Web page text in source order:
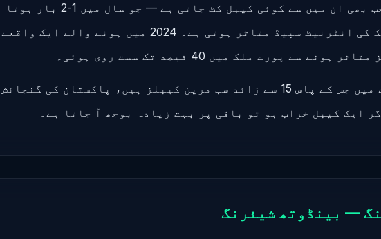
مسئلہ یہ ہے کہ جب بھی ان میں سے کوئی کیبل کٹ جاتی ہے — جو سال میں 1-2 بار ہوتا
ہے — تو پورے ملک کی انٹرنیٹ سپیڈ متاثر ہوتی ہے۔ 2024 میں ہونے والے ایک واقعے
سے پورے ملک میں 40 فیصد تک سست روی ہوئی۔
انڈیا کے مقابلے میں جس کے پاس 15 سے زائد سب مرین کیبلز ہیں، پاکستان کی گنجائش
ایک کیبل خراب ہو تو باقی پر بہت زیادہ بوجھ آ جاتا ہے۔